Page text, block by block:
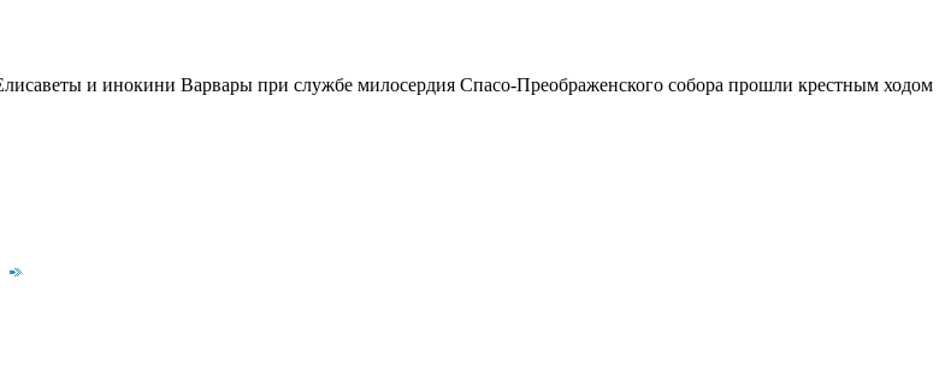
и инокини Варвары при службе милосердия Спасо-Преображенского собора прошли крестным ходом